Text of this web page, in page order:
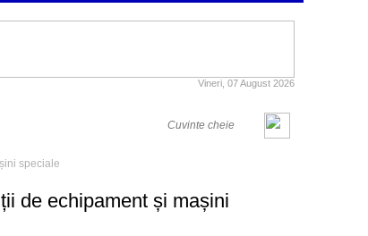
Vineri, 07 August 2026
speciale
de echipament și mașini